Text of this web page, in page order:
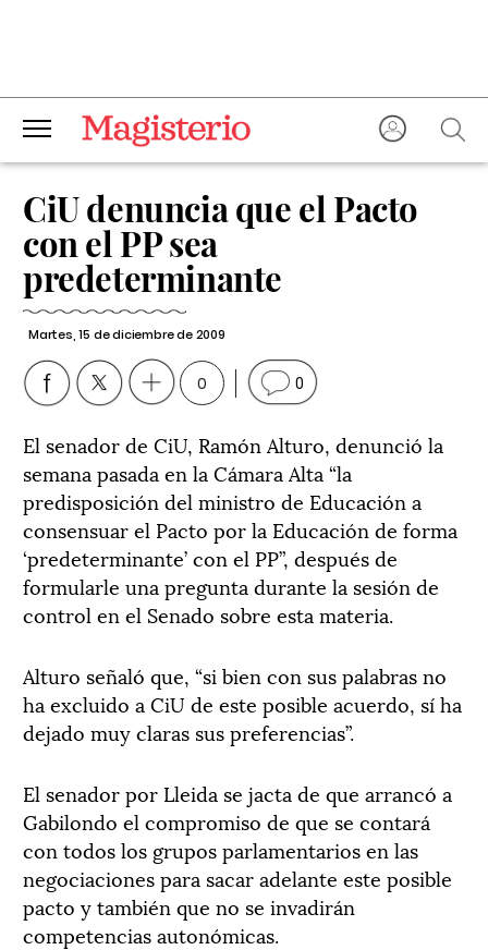
CiU denuncia que el Pacto
con el PP sea
predeterminante
Martes, 15 de diciembre de 2009
0 0
El senador de CiU, Ramón Alturo, denunció la
semana pasada en la Cámara Alta “la
predisposición del ministro de Educación a
consensuar el Pacto por la Educación de forma
‘predeterminante’ con el PP”, después de
formularle una pregunta durante la sesión de
control en el Senado sobre esta materia.
Alturo señaló que, “si bien con sus palabras no
ha excluido a CiU de este posible acuerdo, sí ha
dejado muy claras sus preferencias”.
El senador por Lleida se jacta de que arrancó a
Gabilondo el compromiso de que se contará
con todos los grupos parlamentarios en las
negociaciones para sacar adelante este posible
pacto y también que no se invadirán
competencias autonómicas.